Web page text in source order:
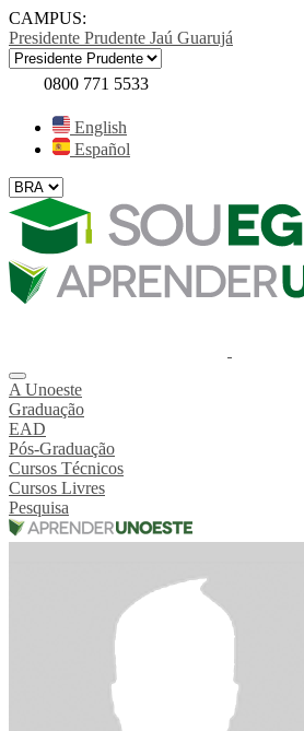
CAMPUS:
Presidente Prudente Jaú Guarujá
0800 771 5533
English
Español
A Unoeste
Graduação
EAD
Pós-Graduação
Cursos Técnicos
Cursos Livres
Pesquisa